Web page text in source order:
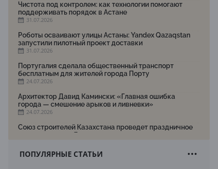
Чистота под контролем: как технологии помогают
поддерживать порядок в Астане
31.07.2026
Роботы осваивают улицы Астаны: Yandex Qazaqstan
запустили пилотный проект доставки
31.07.2026
Португалия сделала общественный транспорт
бесплатным для жителей города Порту
24.07.2026
Архитектор Давид Камински: «Главная ошибка
города — смешение арыков и ливневки»
24.07.2026
Союз строителей Казахстана проведет праздничное
мероприятие ко Дню строителя
Новый Строительный кодекс: что изменилось для
ПОПУЛЯРНЫЕ СТАТЬИ